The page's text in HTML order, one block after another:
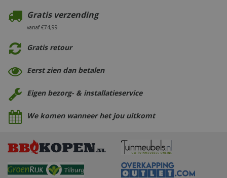
Gratis verzending
vanaf €74,99
Gratis retour
Eerst zien dan betalen
Eigen bezorg- & installatieservice
We komen wanneer het jou uitkomt